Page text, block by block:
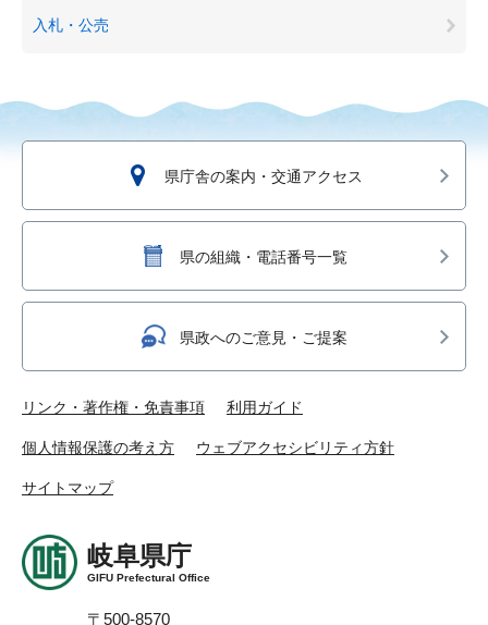
入札・公売
県庁舎の案内・交通アクセス
県の組織・電話番号一覧
県政へのご意見・ご提案
リンク・著作権・免責事項 利用ガイド
個人情報保護の考え方 ウェブアクセシビリティ方針
サイトマップ
岐阜県庁
GIFU Prefectural Office
〒500-8570